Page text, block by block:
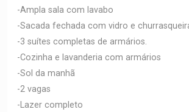
-Ampla sala com lavabo
-Sacada fechada com vidro e
-3 suítes completas de armários.
-Cozinha e lavanderia com armários
-Sol da manhã
-2 vagas
-Lazer completo